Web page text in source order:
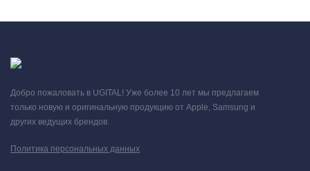
Добро пожаловать в UGITAL! Уже более 10 лет мы предлагаем
только новую и оригинальную продукцию от Apple, Samsung и
других ведущих брендов.
Политика персональных данных